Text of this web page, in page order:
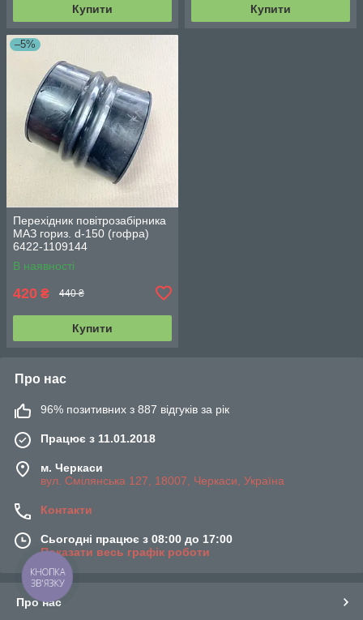
Купити Купити
–5%
Перехідник повітрозабірника
МАЗ гориз. d-150 (гофра)
6422-1109144
В наявності
420 ₴ 440 ₴
Купити
Про нас
96% позитивних з 887 відгуків за рік
Працює з 11.01.2018
м. Черкаси
вул. Смілянська 127, 18007, Черкаси, Україна
Контакти
Сьогодні працює з 08:00 до 17:00
Показати весь графік роботи
Про нас
КНОПКА
ЗВ'ЯЗКУ